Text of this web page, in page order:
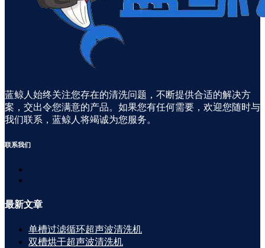
蓝鲸人始终关注您存在的清洗问题，不断提供合适的解决方
案，交出令您满意的产品。如果您有任何需要，欢迎您随时与
我们联系，蓝鲸人将竭诚为您服务。
联系我们
最新文章
单槽过滤循环超声波清洗机
双槽烘干超声波清洗机